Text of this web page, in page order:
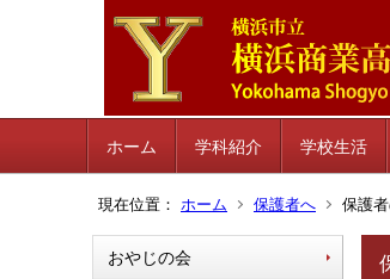
ホーム 学科紹介 学校生活
現在位置： ホーム 保護者へ 保護
おやじの会